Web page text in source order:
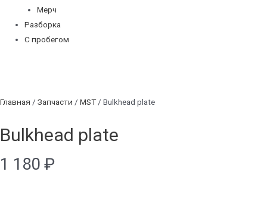
Мерч
Разборка
С пробегом
Главная / Запчасти / MST/ Bulkhead plate
Bulkhead plate
1 180 ₽